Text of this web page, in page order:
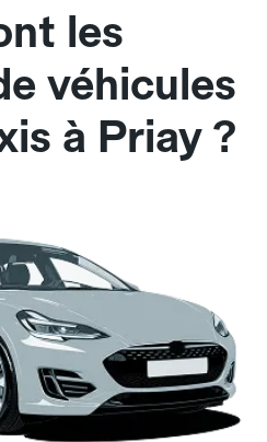
les
véhicules
à Priay ?